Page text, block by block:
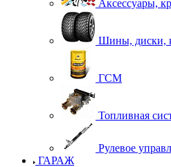
Аксессуары,
Шины, диски,
ГСМ
Топливная
Рулевое
ГАРАЖ